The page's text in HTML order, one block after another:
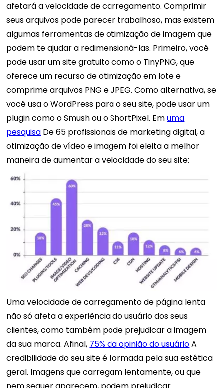
afetará a velocidade de carregamento. Comprimir
seus arquivos pode parecer trabalhoso, mas existem
algumas ferramentas de otimização de imagem que
podem te ajudar a redimensioná-las. Primeiro, você
pode usar um site gratuito como o TinyPNG, que
oferece um recurso de otimização em lote e
comprime arquivos PNG e JPEG. Como alternativa, se
você usa o WordPress para o seu site, pode usar um
plugin como o Smush ou o ShortPixel. Emuma
pesquisa De 65 profissionais de marketing digital, a
otimização de vídeo e imagem foi eleita a melhor
maneira de aumentar a velocidade do seu site:
Uma velocidade de carregamento de página lenta
não só afeta a experiência do usuário dos seus
clientes, como também pode prejudicar a imagem
da sua marca. Afinal, 75% da opinião do usuárioA
credibilidade do seu site é formada pela sua estética
geral. Imagens que carregam lentamente, ou que
nem sequer aparecem, podem prejudicar